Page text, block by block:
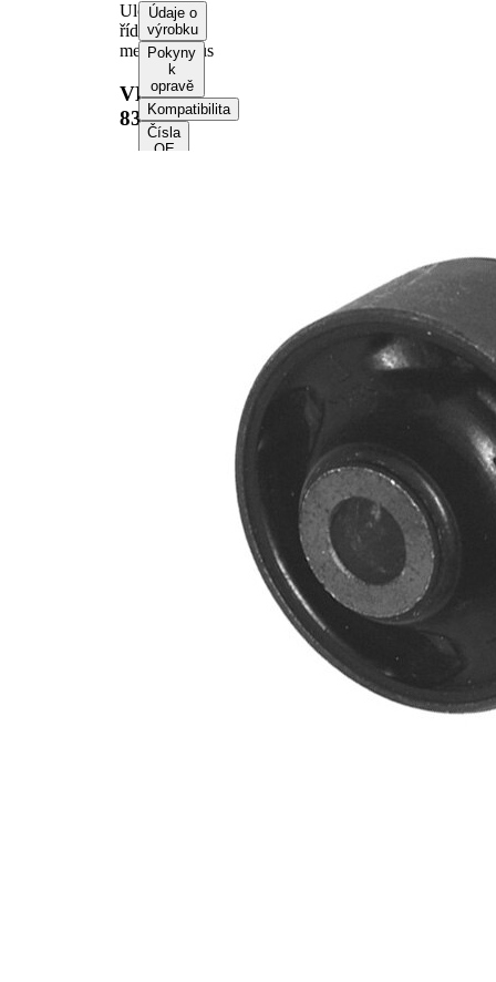
Uložení,
řídicí
mechanismus
VKDS
830001
Údaje o
výrobku
Pokyny
k
opravě
Kompatibilita
Čísla
OE
60,2 mm